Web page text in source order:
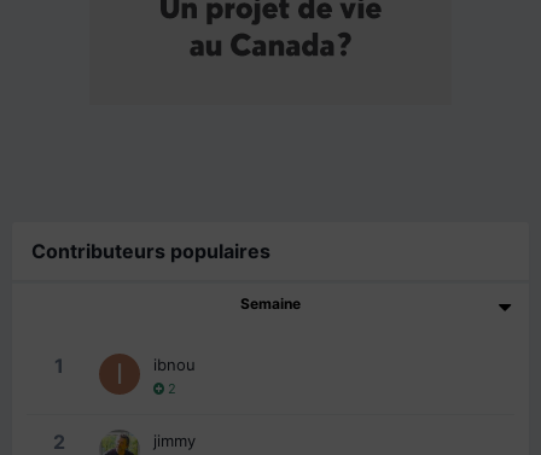
Contributeurs populaires
Semaine
1 ibnou
2
2 jimmy